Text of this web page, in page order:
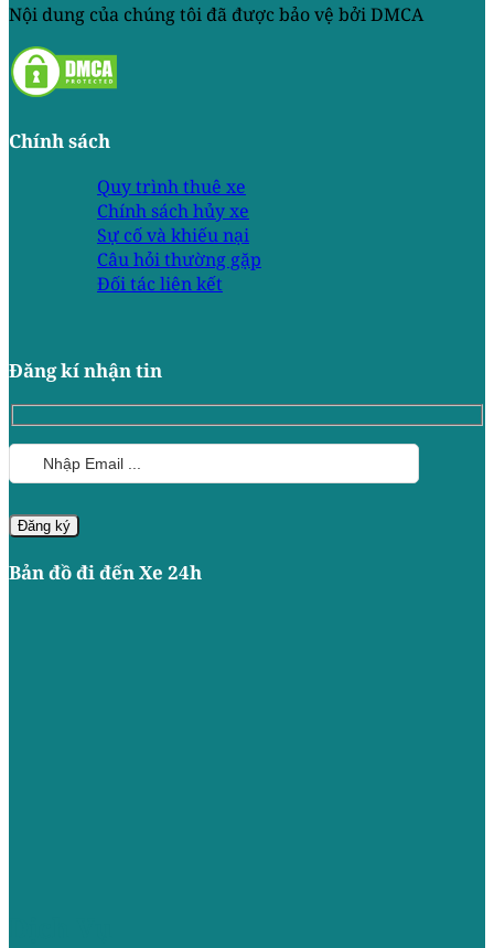
Nội dung của chúng tôi đã được bảo vệ bởi DMCA
Chính sách
Quy trình thuê xe
Chính sách hủy xe
Sự cố và khiếu nại
Câu hỏi thường gặp
Đối tác liên kết
Đăng kí nhận tin
Bản đồ đi đến Xe 24h